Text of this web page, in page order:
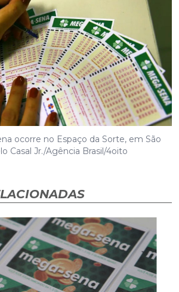
ocorre no Espaço da Sorte, em São
Casal Jr./Agência Brasil/4oito